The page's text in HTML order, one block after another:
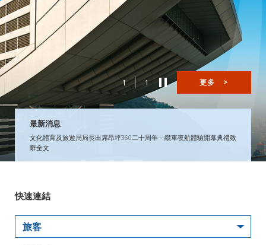
1 1 更多 >
最新消息
文化體育及旅遊局局長出席昂坪360二十周年—纜車夜航體驗開幕典禮致
辭全文
快速連結
旅客